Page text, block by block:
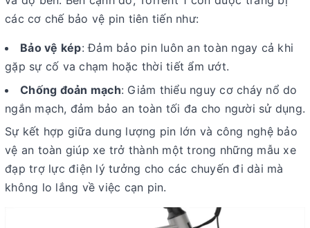
các cơ chế bảo vệ pin tiên tiến như:
Bảo vệ kép: Đảm bảo pin luôn an toàn ngay cả khi
gặp sự cố va chạm hoặc thời tiết ẩm ướt.
Chống đoản mạch: Giảm thiểu nguy cơ cháy nổ do
ngắn mạch, đảm bảo an toàn tối đa cho người sử dụng.
Sự kết hợp giữa dung lượng pin lớn và công nghệ bảo
vệ an toàn giúp xe trở thành một trong những mẫu xe
đạp trợ lực điện lý tưởng cho các chuyến đi dài mà
không lo lắng về việc cạn pin.